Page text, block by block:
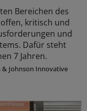
Bereichen des
kritisch und
und
Dafür steht
7 Jahren.
& Johnson Innovative